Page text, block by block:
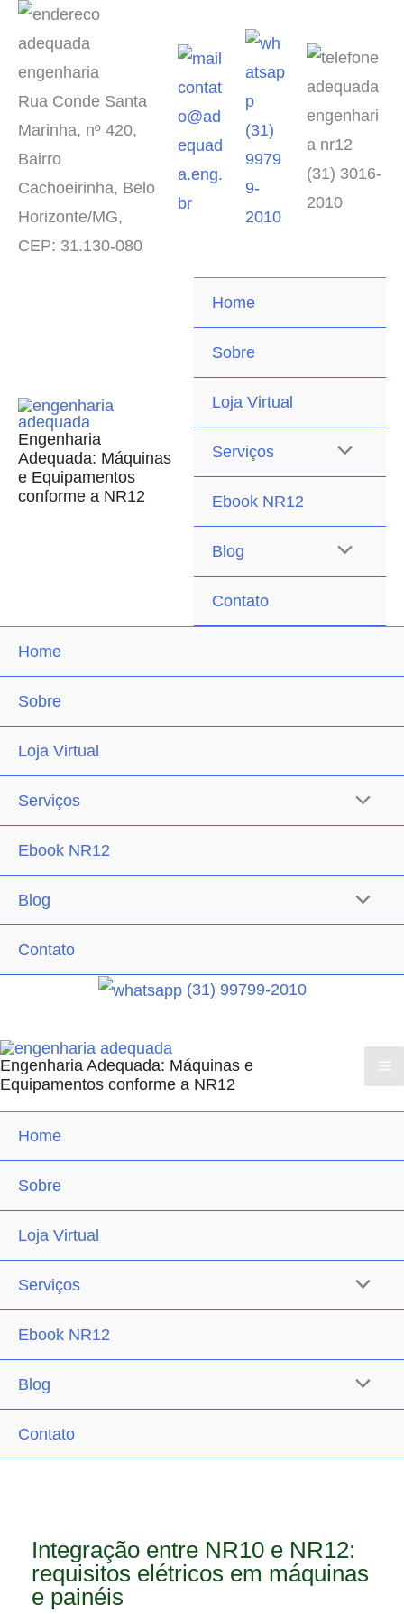
Rua Conde Santa
Marinha, nº 420,
Bairro
Cachoeirinha, Belo
Horizonte/MG,
CEP: 31.130-080
contat
o@ad
equad
a.eng.
br
(31)
9979
9-
2010
(31) 3016-
2010
Engenharia
Adequada: Máquinas
e Equipamentos
conforme a NR12
Home
Sobre
Loja Virtual
Serviços
Ebook NR12
Blog
Contato
Home
Sobre
Loja Virtual
Serviços
Ebook NR12
Blog
Contato
(31) 99799-2010
Engenharia Adequada: Máquinas e
Equipamentos conforme a NR12
Home
Sobre
Loja Virtual
Serviços
Ebook NR12
Blog
Contato
Integração entre NR10 e NR12:
requisitos elétricos em máquinas
e painéis